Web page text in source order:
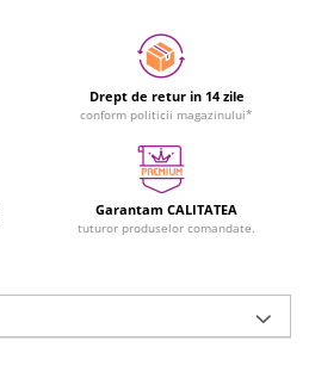
Drept de retur in 14 zile
conform politicii magazinului*
Garantam CALITATEA
tuturor produselor comandate.